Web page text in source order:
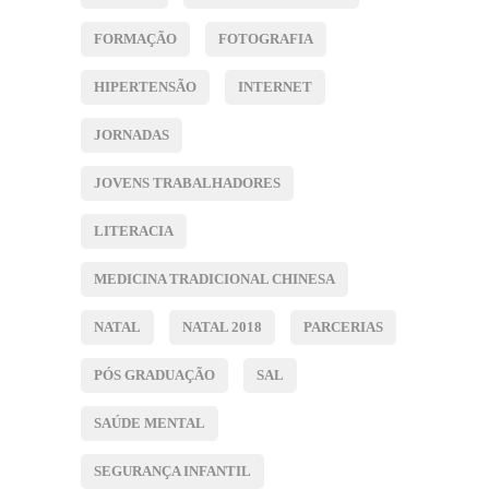
FORMAÇÃO FOTOGRAFIA
HIPERTENSÃO INTERNET
JORNADAS
JOVENS TRABALHADORES
LITERACIA
MEDICINA TRADICIONAL CHINESA
NATAL NATAL 2018 PARCERIAS
PÓS GRADUAÇÃO SAL
SAÚDE MENTAL
SEGURANÇA INFANTIL